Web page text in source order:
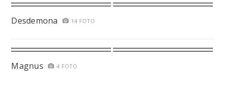
Desdemona 14 FOTO
Magnus 4 FOTO